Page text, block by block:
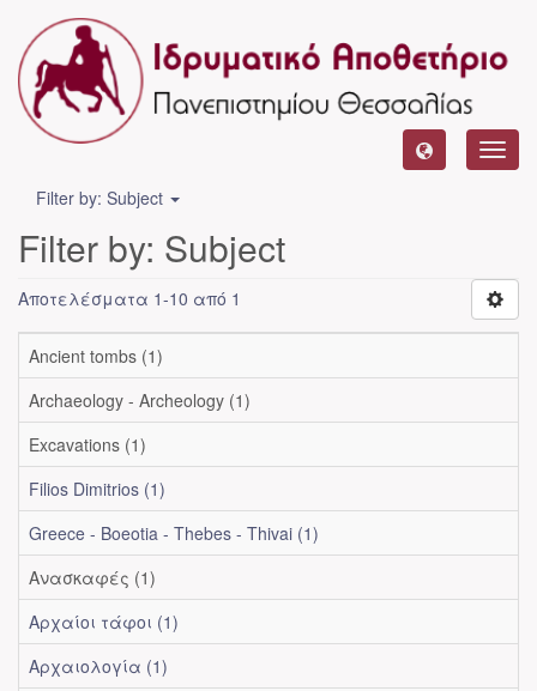
Filter by: Subject
Filter by: Subject
Αποτελέσματα 1-10 από 1
Ancient tombs (1)
Archaeology - Archeology (1)
Excavations (1)
Filios Dimitrios (1)
Greece - Boeotia - Thebes - Thivai (1)
Ανασκαφές (1)
Αρχαίοι τάφοι (1)
Αρχαιολογία (1)